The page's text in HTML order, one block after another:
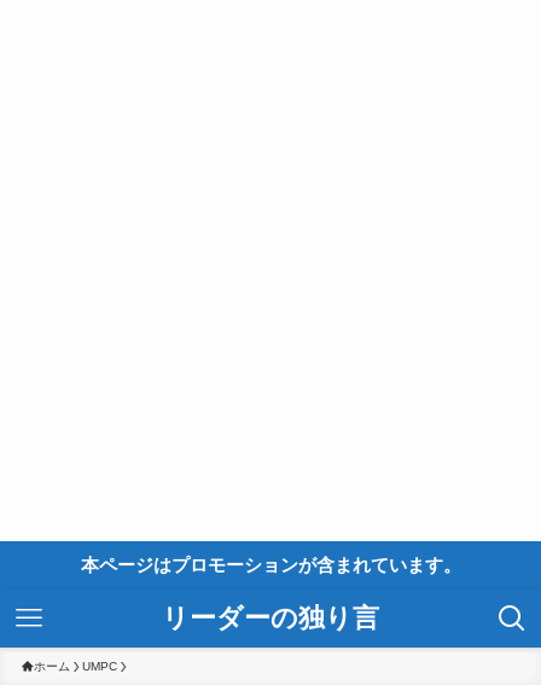
本ページはプロモーションが含まれています。
リーダーの独り言
ホーム UMPC